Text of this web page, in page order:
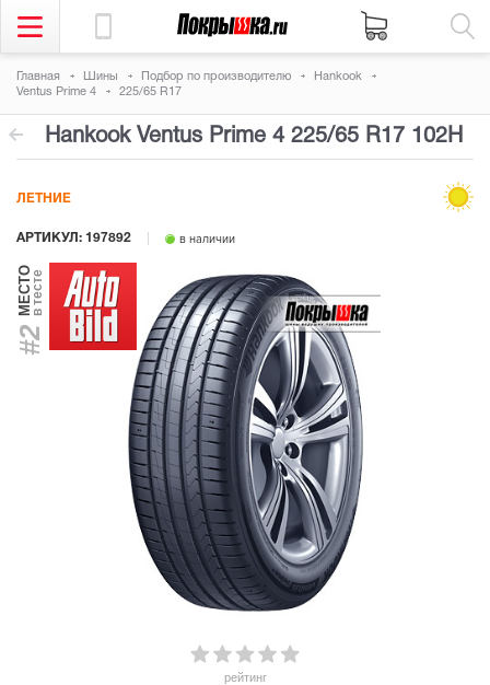
Главная Шины Подбор по производителю
Hankook
Ventus Prime 4
225/65 R17
Hankook Ventus Prime 4 225/65 R17 102H
рейтинг
АРТИКУЛ: 197892 в наличии
ЛЕТНИЕ
#2
МЕСТОв тесте